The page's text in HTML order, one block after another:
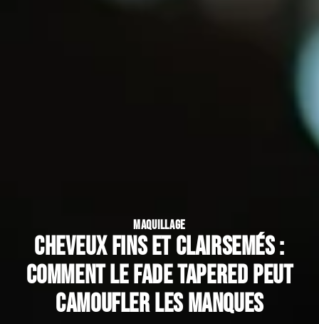
MAQUILLAGE
Cheveux fins et clairsemés :
comment le fade tapered peut
camoufler les manques